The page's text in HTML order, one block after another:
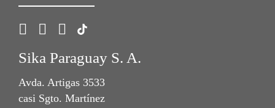
Sika Paraguay S. A.
Avda. Artigas 3533
casi Sgto. Martínez